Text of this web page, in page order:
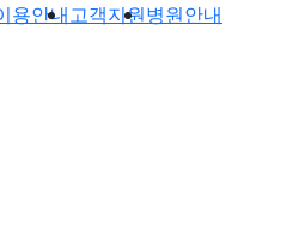
용안내고객지원병원안내